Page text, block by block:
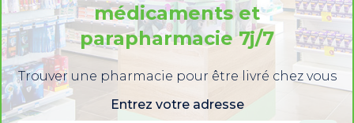
médicaments et
parapharmacie 7j/7
Trouver une pharmacie pour être livré chez vous
Entrez votre adresse